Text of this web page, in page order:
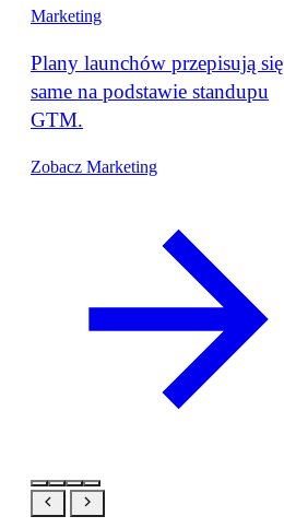
Marketing
Plany launchów przepisują się
same na podstawie standupu
GTM.
Zobacz Marketing